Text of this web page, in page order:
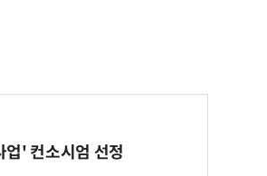
' 컨소시엄 선정